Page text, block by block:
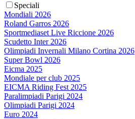
Speciali
Mondiali 2026
Roland Garros 2026
Sportmediaset Live Riccione 2026
Scudetto Inter 2026
Olimpiadi Invernali Milano Cortina 2026
Super Bowl 2026
Eicma 2025
Mondiale per club 2025
EICMA Riding Fest 2025
Paralimpiadi Parigi 2024
Olimpiadi Parigi 2024
Euro 2024